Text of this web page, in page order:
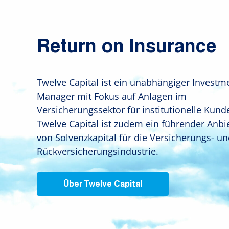
Return on Insurance
Twelve Capital ist ein unabhängiger
Manager mit Fokus auf Anlagen im
Versicherungssektor für institutionelle
Twelve Capital ist zudem ein führender
von Solvenzkapital für die Versicherungs-
Rückversicherungsindustrie.
Über Twelve Capital